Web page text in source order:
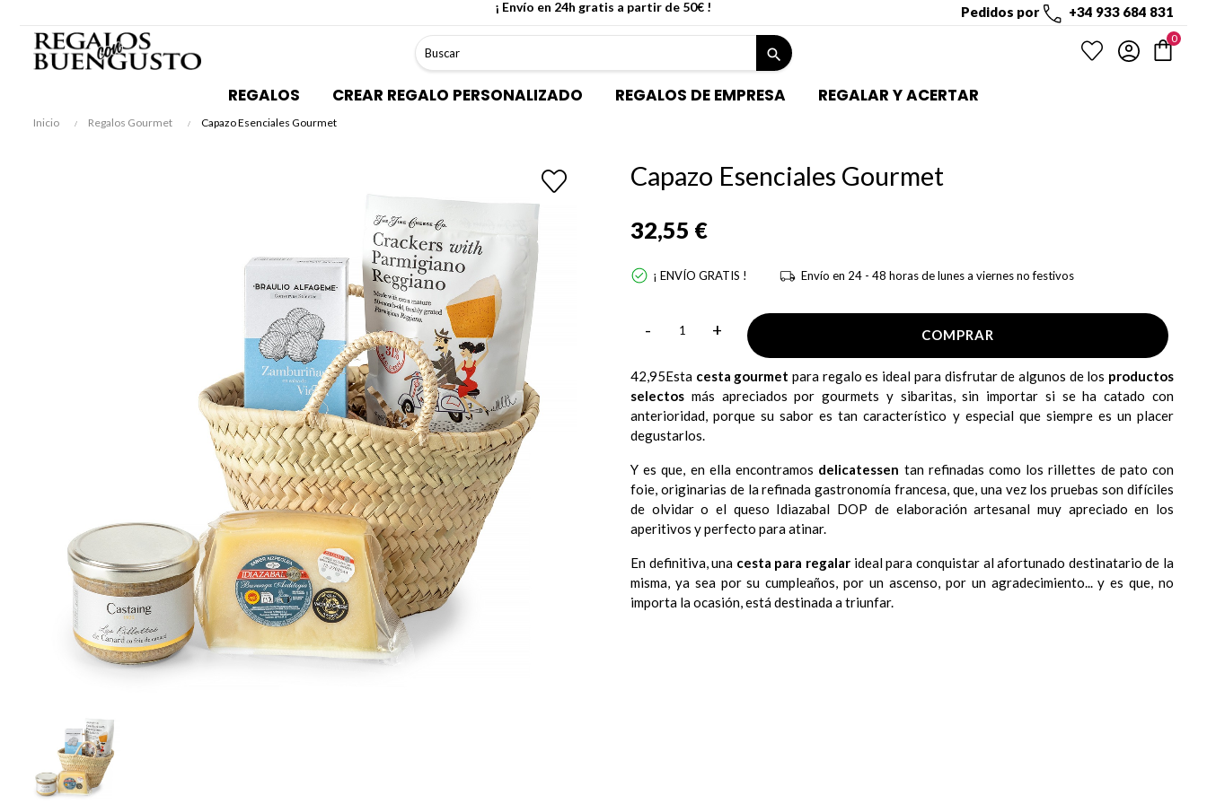
¡ Envío en 24h gratis a partir de 50€ ! Pedidos por +34 933 684 831
search
0
REGALOS CREAR REGALO PERSONALIZADO REGALOS DE EMPRESA REGALAR Y ACERTAR
Inicio Regalos Gourmet Capazo Esenciales Gourmet
Capazo Esenciales Gourmet
32,55 €
¡ ENVÍO GRATIS ! Envío en 24 - 48 horas de lunes a viernes no festivos
- + COMPRAR
42,95Esta cesta gourmet para regalo es ideal para disfrutar de algunos de los productos
selectos más apreciados por gourmets y sibaritas, sin importar si se ha catado con
anterioridad, porque su sabor es tan característico y especial que siempre es un placer
degustarlos.
Y es que, en ella encontramos delicatessen tan refinadas como los rillettes de pato con
foie, originarias de la refinada gastronomía francesa, que, una vez los pruebas son difíciles
de olvidar o el queso Idiazabal DOP de elaboración artesanal muy apreciado en los
aperitivos y perfecto para atinar.
En definitiva, una cesta para regalar ideal para conquistar al afortunado destinatario de la
misma, ya sea por su cumpleaños, por un ascenso, por un agradecimiento... y es que, no
importa la ocasión, está destinada a triunfar.